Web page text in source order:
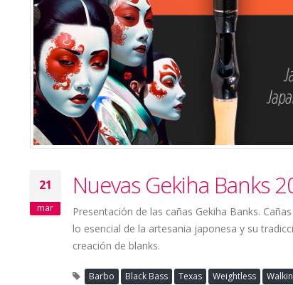
21
mar
Nuevas Gekiha Banks
Presentación de las cañas Gekiha Banks.
lo esencial de la artesania japonesa y su
creación de blanks.
Barbo Black Bass Texas Weightless